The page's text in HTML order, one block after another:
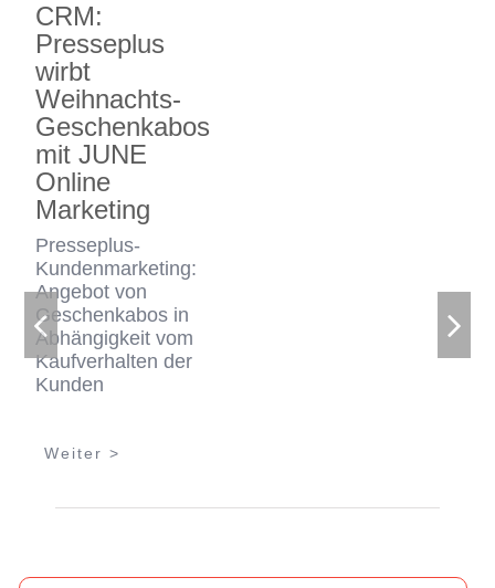
CRM:
Presseplus
wirbt
Weihnachts-
Geschenkabos
mit JUNE
Online
Marketing
Presseplus-
Kundenmarketing:
Angebot von
Geschenkabos in
Abhängigkeit vom
Kaufverhalten der
Kunden
Weiter >